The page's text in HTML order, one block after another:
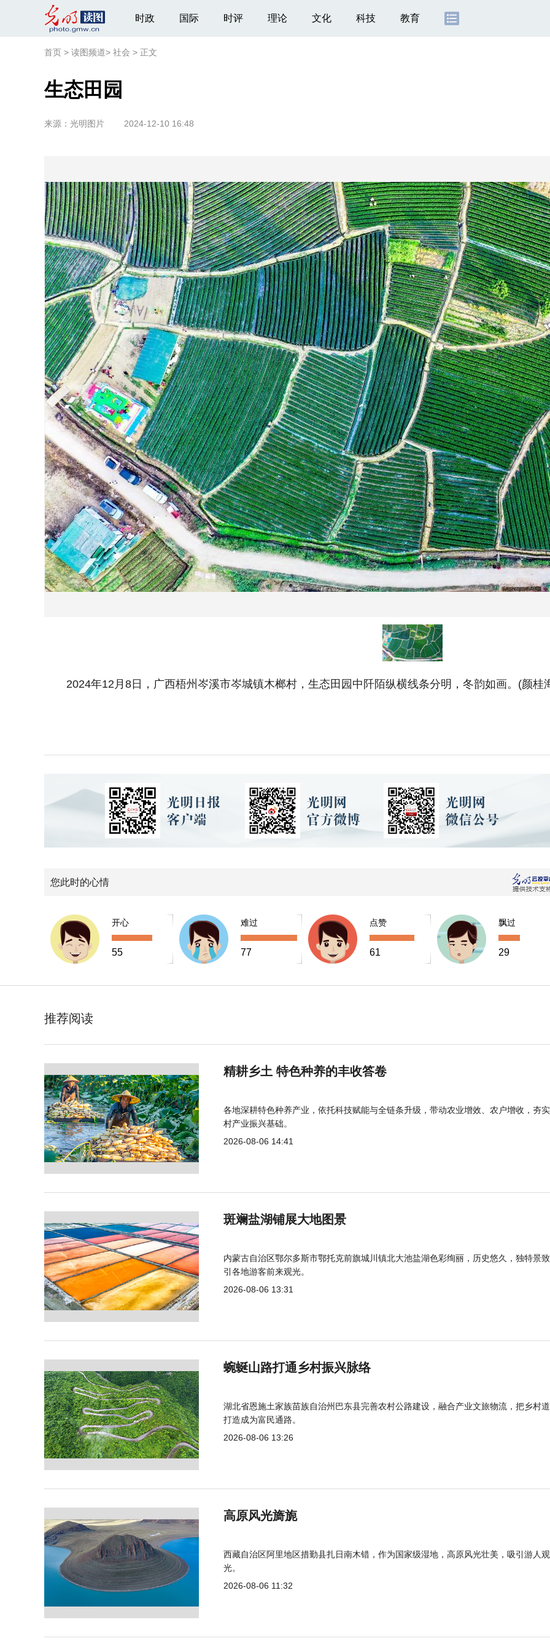
时政 国际 时评 理论 文化 科技 教育
首页 > 读图频道> 社会 > 正文
生态田园
来源： 光明图片 2024-12-10 16:48
2024年12月8日，广西梧州岑溪市岑城镇木榔村，生态田园中阡陌纵横线条分明，冬韵如画。(颜桂
您此时的心情
开心
55
难过
77
点赞
61
飘过
29
推荐阅读
精耕乡土 特色种养的丰收答卷
各地深耕特色种养产业，依托科技赋能与全链条升级，带动农业增效、农户增收，夯
村产业振兴基础。
2026-08-06 14:41
斑斓盐湖铺展大地图景
内蒙古自治区鄂尔多斯市鄂托克前旗城川镇北大池盐湖色彩绚丽，历史悠久，独特景
引各地游客前来观光。
2026-08-06 13:31
蜿蜒山路打通乡村振兴脉络
湖北省恩施土家族苗族自治州巴东县完善农村公路建设，融合产业文旅物流，把乡村
打造成为富民通路。
2026-08-06 13:26
高原风光旖旎
西藏自治区阿里地区措勤县扎日南木错，作为国家级湿地，高原风光壮美，吸引游人观
光。
2026-08-06 11:32